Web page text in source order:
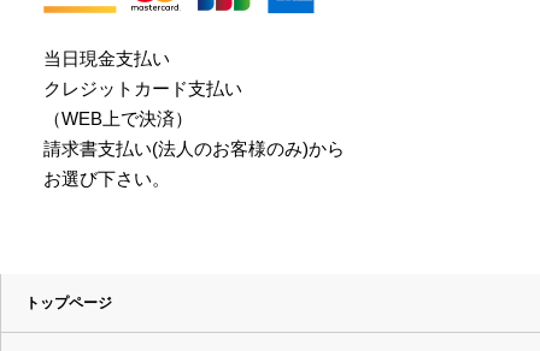
当日現金支払い
クレジットカード支払い
（WEB上で決済）
請求書支払い(法人のお客様のみ)から
お選び下さい。
トップページ